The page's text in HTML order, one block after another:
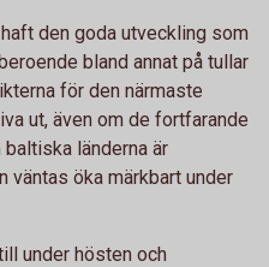
den goda utveckling som
bland annat på tullar
för den närmaste
ut, även om de fortfarande
länderna är
väntas öka märkbart under
under hösten och